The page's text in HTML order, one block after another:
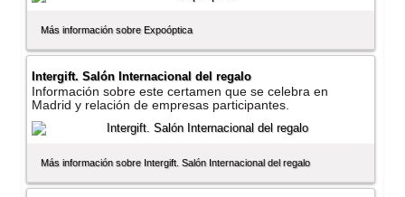
Más información sobre Expoóptica
Intergift. Salón Internacional del regalo
Información sobre este certamen que se celebra en
Madrid y relación de empresas participantes.
Más información sobre Intergift. Salón Internacional del regalo